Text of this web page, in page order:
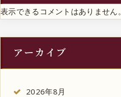
表示できるコメントはありません。
アーカイブ
2026年8月